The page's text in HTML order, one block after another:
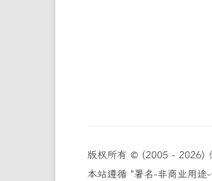
版权所有 © (2005 - 2026)
本站遵循 "署名-非商业用途